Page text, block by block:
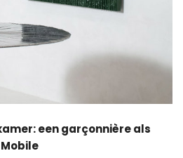
een garçonnière als